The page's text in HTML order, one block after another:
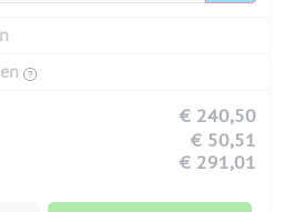
€ 240,50
€ 50,51
€ 291,01